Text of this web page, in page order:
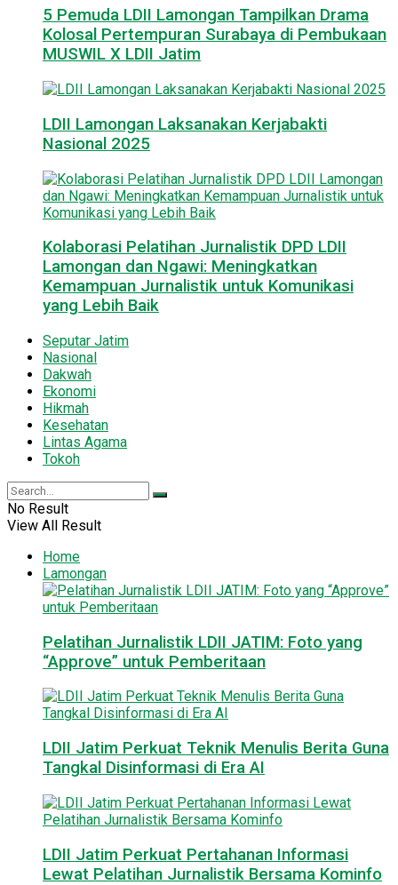
5 Pemuda LDII Lamongan Tampilkan Drama
Kolosal Pertempuran Surabaya di Pembukaan
MUSWIL X LDII Jatim
LDII Lamongan Laksanakan Kerjabakti
Nasional 2025
Kolaborasi Pelatihan Jurnalistik DPD LDII
Lamongan dan Ngawi: Meningkatkan
Kemampuan Jurnalistik untuk Komunikasi
yang Lebih Baik
Seputar Jatim
Nasional
Dakwah
Ekonomi
Hikmah
Kesehatan
Lintas Agama
Tokoh
No Result
View All Result
Home
Lamongan
Pelatihan Jurnalistik LDII JATIM: Foto yang
“Approve” untuk Pemberitaan
LDII Jatim Perkuat Teknik Menulis Berita Guna
Tangkal Disinformasi di Era AI
LDII Jatim Perkuat Pertahanan Informasi
Lewat Pelatihan Jurnalistik Bersama Kominfo